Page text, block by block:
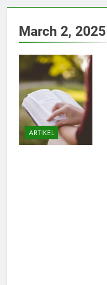
March 2, 2025
ARTIKEL